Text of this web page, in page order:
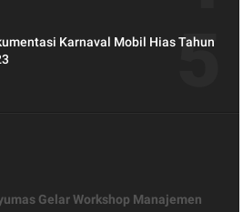
Karnaval Mobil Hias Tahun
Gelar Workshop Manajemen